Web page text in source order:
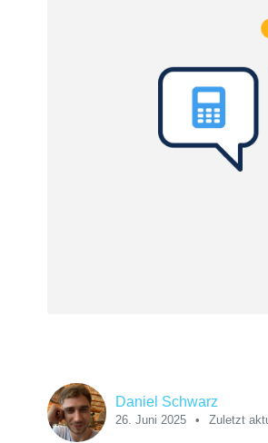
Daniel Schwarz
26. Juni 2025 Zuletzt